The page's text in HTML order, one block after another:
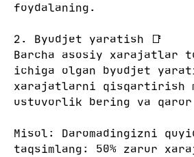
foydalaning.
2. Byudjet yaratish 📑
Barcha asosiy
ichiga olgan byudjet
xarajatlarni qisqartirish
ustuvorlik bering va
Misol: Daromadingizni
taqsimlang: 50% zarur